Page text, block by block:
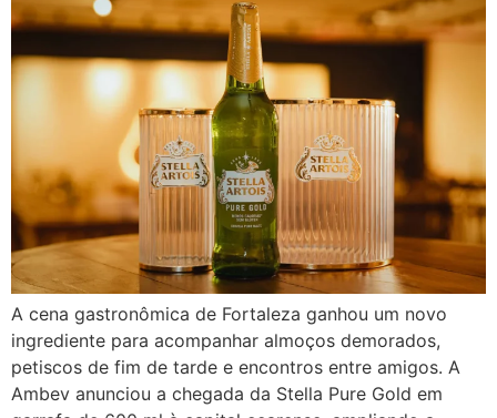
A cena gastronômica de Fortaleza ganhou um novo
ingrediente para acompanhar almoços demorados,
petiscos de fim de tarde e encontros entre amigos. A
Ambev anunciou a chegada da Stella Pure Gold em